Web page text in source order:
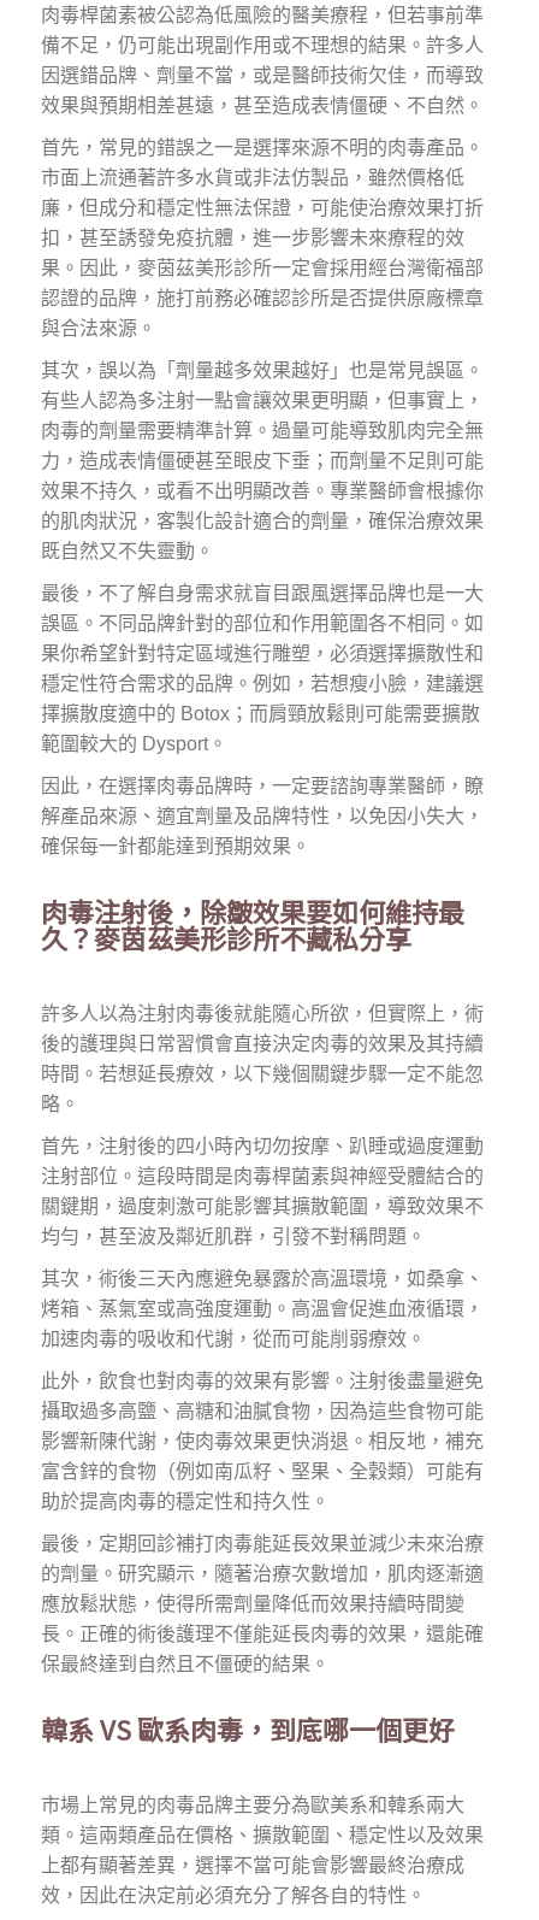
肉毒桿菌素被公認為低風險的醫美療程，但若事前準
備不足，仍可能出現副作用或不理想的結果。許多人
因選錯品牌、劑量不當，或是醫師技術欠佳，而導致
效果與預期相差甚遠，甚至造成表情僵硬、不自然。
首先，常見的錯誤之一是選擇來源不明的肉毒產品。
市面上流通著許多水貨或非法仿製品，雖然價格低
廉，但成分和穩定性無法保證，可能使治療效果打折
扣，甚至誘發免疫抗體，進一步影響未來療程的效
果。因此，麥茵茲美形診所一定會採用經台灣衛福部
認證的品牌，施打前務必確認診所是否提供原廠標章
與合法來源。
其次，誤以為「劑量越多效果越好」也是常見誤區。
有些人認為多注射一點會讓效果更明顯，但事實上，
肉毒的劑量需要精準計算。過量可能導致肌肉完全無
力，造成表情僵硬甚至眼皮下垂；而劑量不足則可能
效果不持久，或看不出明顯改善。專業醫師會根據你
的肌肉狀況，客製化設計適合的劑量，確保治療效果
既自然又不失靈動。
最後，不了解自身需求就盲目跟風選擇品牌也是一大
誤區。不同品牌針對的部位和作用範圍各不相同。如
果你希望針對特定區域進行雕塑，必須選擇擴散性和
穩定性符合需求的品牌。例如，若想瘦小臉，建議選
擇擴散度適中的 Botox；而肩頸放鬆則可能需要擴散
範圍較大的 Dysport。
因此，在選擇肉毒品牌時，一定要諮詢專業醫師，瞭
解產品來源、適宜劑量及品牌特性，以免因小失大，
確保每一針都能達到預期效果。
肉毒注射後，除皺效果要如何維持最
久？麥茵茲美形診所不藏私分享
許多人以為注射肉毒後就能隨心所欲，但實際上，術
後的護理與日常習慣會直接決定肉毒的效果及其持續
時間。若想延長療效，以下幾個關鍵步驟一定不能忽
略。
首先，注射後的四小時內切勿按摩、趴睡或過度運動
注射部位。這段時間是肉毒桿菌素與神經受體結合的
關鍵期，過度刺激可能影響其擴散範圍，導致效果不
均勻，甚至波及鄰近肌群，引發不對稱問題。
其次，術後三天內應避免暴露於高溫環境，如桑拿、
烤箱、蒸氣室或高強度運動。高溫會促進血液循環，
加速肉毒的吸收和代謝，從而可能削弱療效。
此外，飲食也對肉毒的效果有影響。注射後盡量避免
攝取過多高鹽、高糖和油膩食物，因為這些食物可能
影響新陳代謝，使肉毒效果更快消退。相反地，補充
富含鋅的食物（例如南瓜籽、堅果、全穀類）可能有
助於提高肉毒的穩定性和持久性。
最後，定期回診補打肉毒能延長效果並減少未來治療
的劑量。研究顯示，隨著治療次數增加，肌肉逐漸適
應放鬆狀態，使得所需劑量降低而效果持續時間變
長。正確的術後護理不僅能延長肉毒的效果，還能確
保最終達到自然且不僵硬的結果。
韓系 VS 歐系肉毒，到底哪一個更好
市場上常見的肉毒品牌主要分為歐美系和韓系兩大
類。這兩類產品在價格、擴散範圍、穩定性以及效果
上都有顯著差異，選擇不當可能會影響最終治療成
效，因此在決定前必須充分了解各自的特性。